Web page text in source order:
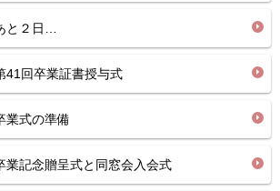
２日…
回卒業証書授与式
式の準備
記念贈呈式と同窓会入会式